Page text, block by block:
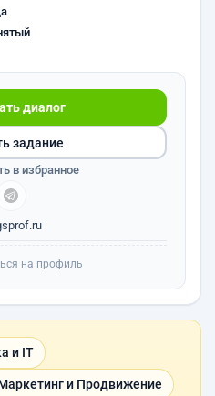
диалог
задание
в избранное
на профиль
и IT
и Продвижение